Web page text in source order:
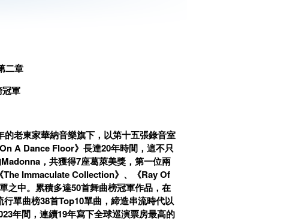
二章
軍
老東家華納音樂旗下，以第十五張錄音室
A Dance Floor》長達20年時間，這不只
，共獲得7座葛萊美獎，第一位兩
The Immaculate Collection》、《Ray Of
之中。累積多達50首舞曲榜冠軍作品，在
單曲榜38首Top10單曲，締造串流時代以
年間，連續19年寫下全球巡演票房最高的